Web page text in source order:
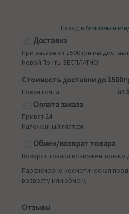
Назад в Бальзамы и
Доставка
При заказе от 1500 грн мы
Новой Почты БЕСПЛАТНО!
Стоимость доставки до
Новая почта от
Оплата заказа
Приват 24
Наложенный платеж
Обмен/возврат товара
Возврат товара возможен только
Парфюмерно-косметическая
возврату или обмену
Отзывы